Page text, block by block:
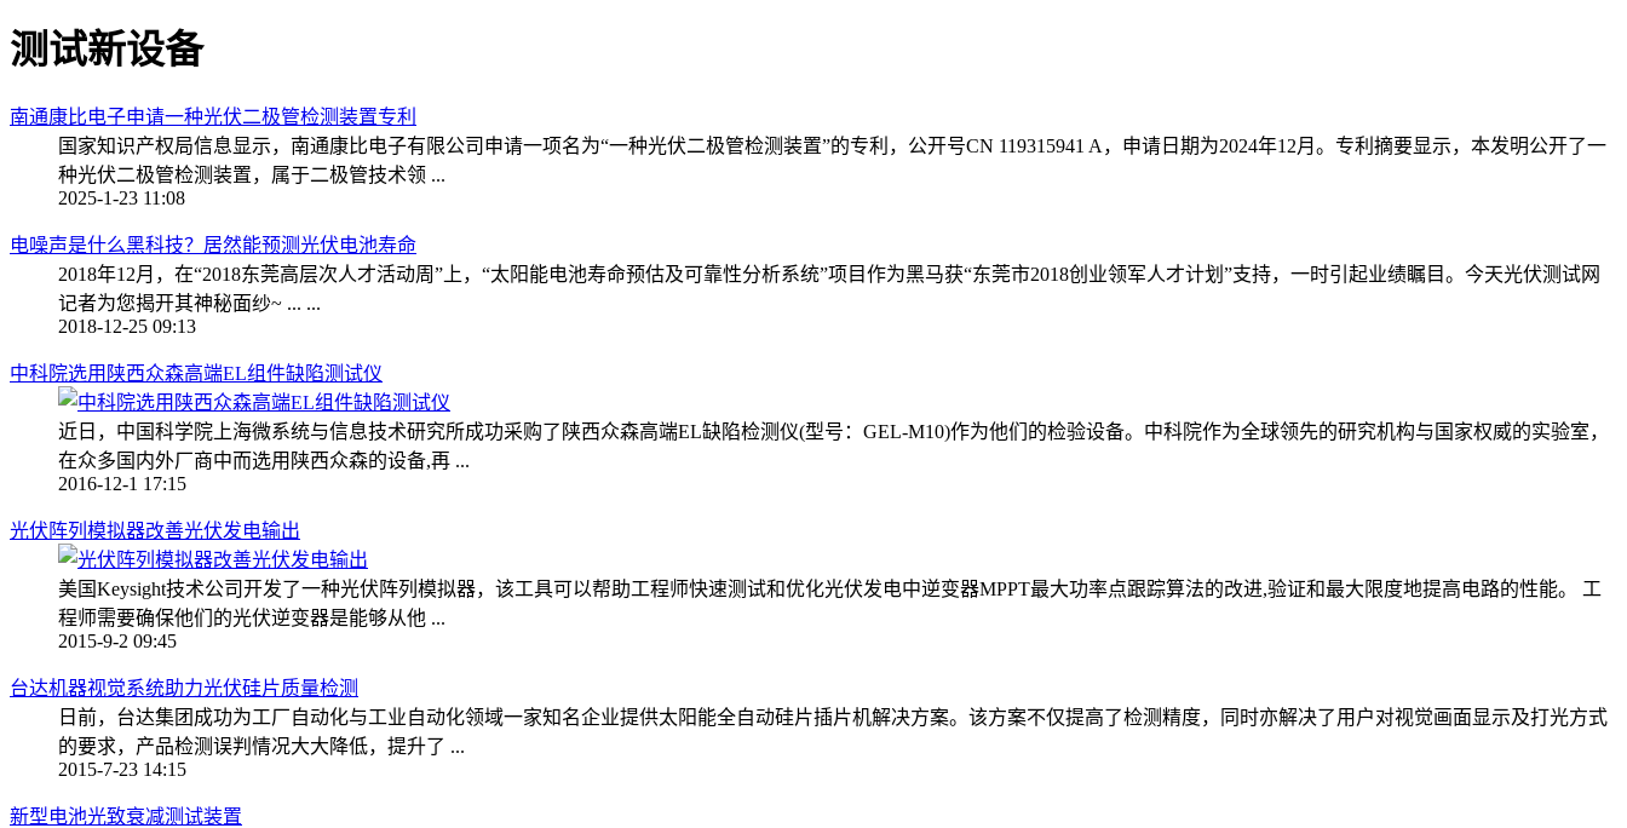
测试新设备
南通康比电子申请一种光伏二极管检测装置专利
国家知识产权局信息显示，南通康比电子有限公司申请一项名为“一种光伏二极管检测装置”的专利，公开号CN 119315941 A，申请日期为2024年12月。专利摘要显示，本发明公开了一
种光伏二极管检测装置，属于二极管技术领 ...
2025-1-23 11:08
电噪声是什么黑科技？居然能预测光伏电池寿命
2018年12月，在“2018东莞高层次人才活动周”上，“太阳能电池寿命预估及可靠性分析系统”项目作为黑马获“东莞市2018创业领军人才计划”支持，一时引起业绩瞩目。今天光伏测试网
记者为您揭开其神秘面纱~ ... ...
2018-12-25 09:13
中科院选用陕西众森高端EL组件缺陷测试仪
近日，中国科学院上海微系统与信息技术研究所成功采购了陕西众森高端EL缺陷检测仪(型号：GEL-M10)作为他们的检验设备。中科院作为全球领先的研究机构与国家权威的实验室，
在众多国内外厂商中而选用陕西众森的设备,再 ...
2016-12-1 17:15
光伏阵列模拟器改善光伏发电输出
美国Keysight技术公司开发了一种光伏阵列模拟器，该工具可以帮助工程师快速测试和优化光伏发电中逆变器MPPT最大功率点跟踪算法的改进,验证和最大限度地提高电路的性能。 工
程师需要确保他们的光伏逆变器是能够从他 ...
2015-9-2 09:45
台达机器视觉系统助力光伏硅片质量检测
日前，台达集团成功为工厂自动化与工业自动化领域一家知名企业提供太阳能全自动硅片插片机解决方案。该方案不仅提高了检测精度，同时亦解决了用户对视觉画面显示及打光方式
的要求，产品检测误判情况大大降低，提升了 ...
2015-7-23 14:15
新型电池光致衰减测试装置